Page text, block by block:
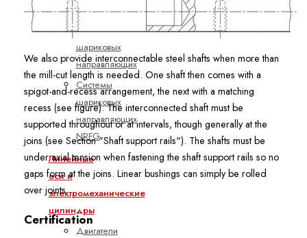
системы
Системы
шариковых
направляющих
Системы
шариковых
направляющих
NRFG
Линейные
оси и
электромеханические
цилиндры
Двигатели
We also provide interconnectable steel shafts when more than
the mill-cut length is needed. One shaft then comes with a
spigot-and-recess arrangement, the next with a matching
recess (see figure). The interconnected shaft must be
supported throughout or at intervals, though generally at the
joins (see Section "Shaft support rails"). The shafts must be
under axial tension when fastening the shaft support rails so no
gaps form at the joins. Linear bushings can simply be rolled
over joints.
Certification